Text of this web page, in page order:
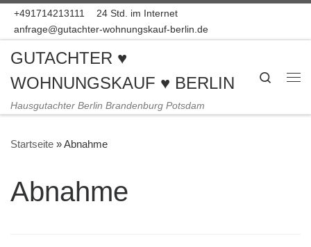
Zum Inhalt springen
+491714213111
24 Std. im Internet
anfrage@gutachter-wohnungskauf-berlin.de
GUTACHTER ♥
WOHNUNGSKAUF ♥ BERLIN
Hausgutachter Berlin Brandenburg Potsdam
Search
Startseite »Abnahme
Abnahme